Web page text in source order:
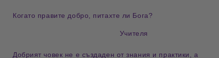
Когато правите добро, питахте ли Бога?
Учителя
Добрият човек не е създаден от знания и практики, а